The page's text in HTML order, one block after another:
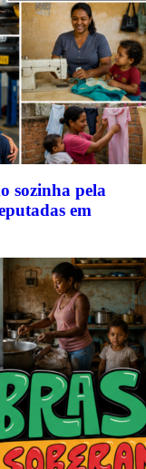
sozinha pela
em